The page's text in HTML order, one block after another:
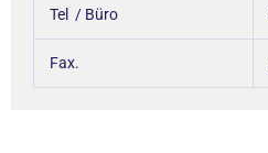
Tel / Büro
Fax.